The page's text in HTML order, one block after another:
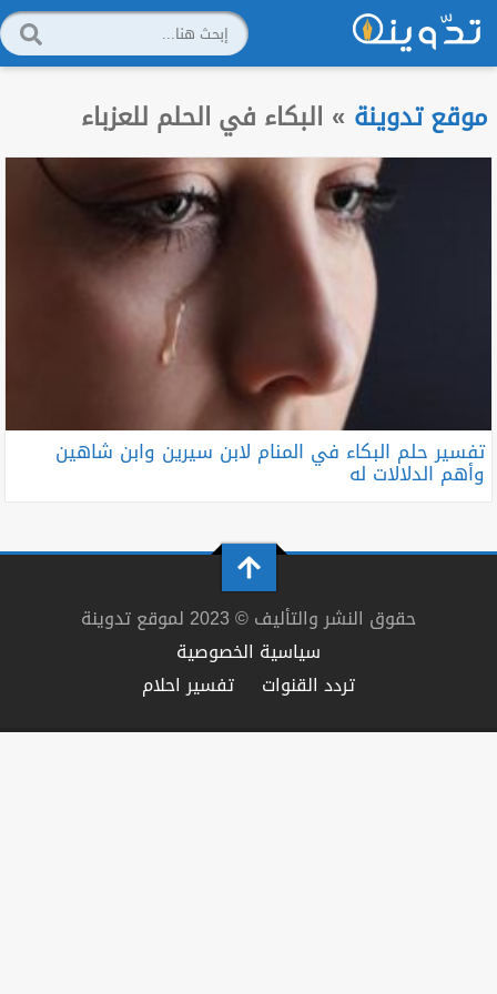
موقع تدوينة » البكاء في الحلم للعزباء
تفسير حلم البكاء في المنام لابن سيرين وابن شاهين
وأهم الدلالات له
حقوق النشر والتأليف © 2023 لموقع تدوينة
سياسية الخصوصية
تردد القنوات
تفسير احلام